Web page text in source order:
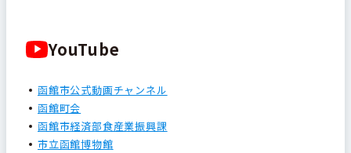
YouTube
函館市公式動画チャンネル
函館町会
函館市経済部食産業振興課
市立函館博物館